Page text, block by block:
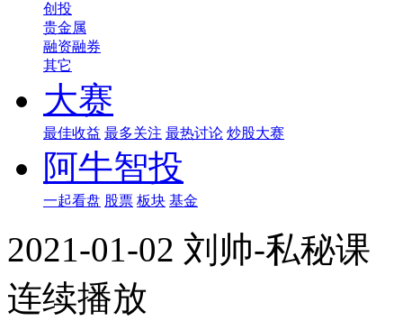
创投
贵金属
融资融券
其它
大赛
最佳收益 最多关注 最热讨论 炒股大赛
阿牛智投
一起看盘 股票 板块 基金
2021-01-02 刘帅-私秘课
连续播放